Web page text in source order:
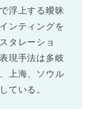
浮上する曖昧
ンティングを
タレーショ
現手法は多岐
上海、ソウル
ている。